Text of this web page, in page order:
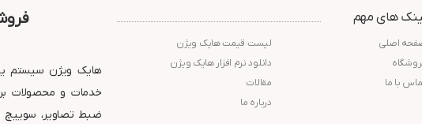
ارتباط افزار
های مهم
اصلی
با ما
لیست قیمت هایک ویژن
دانلود نرم افزار هایک ویژن
مقالات
درباره ما
هایک ویژن سیستم
خدمات و محصولات
ضبط تصاویر، سوییچ